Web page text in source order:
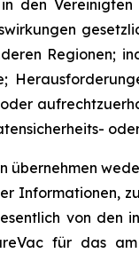
den
Regionen;
Informationen,
von den
für das